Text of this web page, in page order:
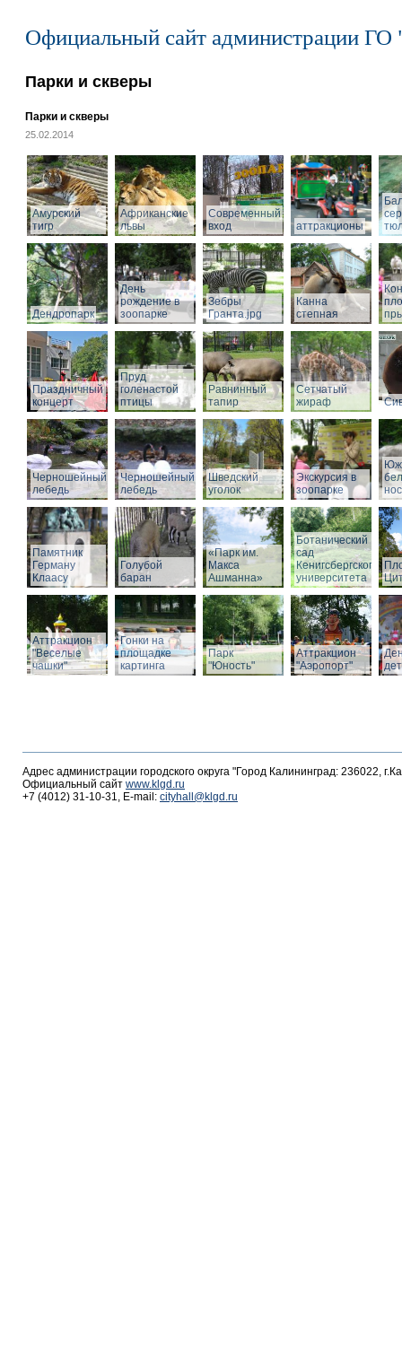
Официальный сайт администрации ГО
Парки и скверы
Парки и скверы
25.02.2014
Амурский
тигр
Африканские
львы
Современный
вход
аттракционы
Дендропарк
День
рождение в
зоопарке
Зебры
Гранта.jpg
Канна
степная
Праздничный
концерт
Пруд
голенастой
птицы
Равнинный
тапир
Сетчатый
жираф
Черношейный
лебедь
Черношейный
лебедь
Шведский
уголок
Экскурсия в
зоопарке
Памятник
Герману
Клаасу
Голубой
баран
«Парк им.
Макса
Ашманна»
Ботанический
сад
Кенигсбергского
университета
Аттракцион
"Веселые
чашки"
Гонки на
площадке
картинга
Парк
"Юность"
Аттракцион
"Аэропорт"
Адрес администрации городского округа "Город Калининград: 236022,
Официальный сайт www.klgd.ru
+7 (4012) 31-10-31, E-mail: cityhall@klgd.ru